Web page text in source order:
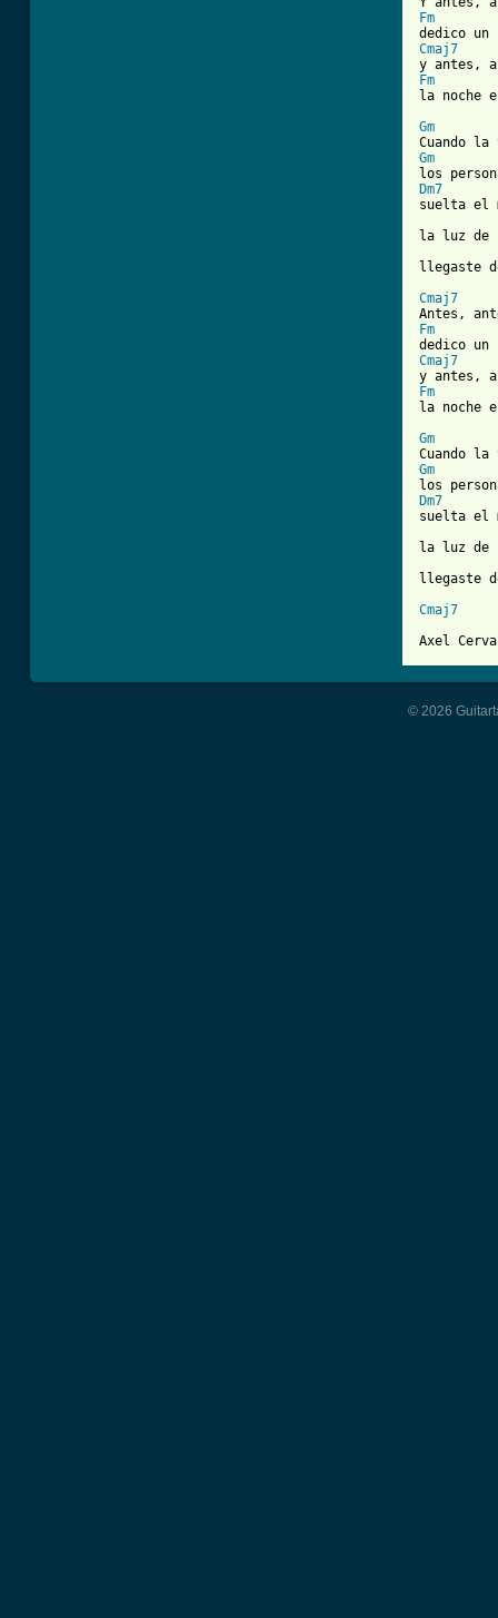
Fm
Cmaj7
Fm
la noche
Gm
Gm
Dm7
suelta el
la luz de
llegaste
Cmaj7
Fm
Cmaj7
Fm
la noche
Gm
Gm
Dm7
suelta el
la luz de
llegaste
Cmaj7
Axel
© 2026